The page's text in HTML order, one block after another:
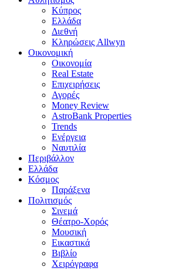
Κύπρος
Ελλάδα
Διεθνή
Κληρώσεις Allwyn
Οικονομική
Οικονομία
Real Estate
Επιχειρήσεις
Αγορές
Money Review
AstroBank Properties
Trends
Ενέργεια
Ναυτιλία
Περιβάλλον
Ελλάδα
Κόσμος
Παράξενα
Πολιτισμός
Σινεμά
Θέατρο-Χορός
Μουσική
Εικαστικά
Βιβλίο
Χειρόγραφα